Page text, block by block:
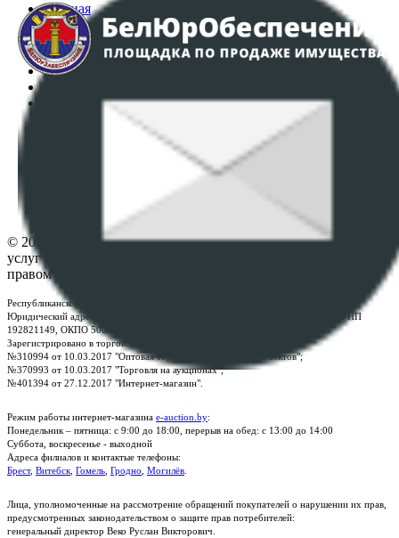
Главная
Аукционы
Интернет-магазин
Регламент организации и проведения торгов
Политика в отношении обработки персональных
ПОЛОЖЕНИЕ О ПОЛИТИКЕ ОБРАБОТКИ COOKIE-
Настройки cookie-файлов
© 2026 Республиканское унитарное предприятие по оказанию
услуг "БелЮрОбеспечение" - Все права защищены авторским
правом
Республиканское унитарное предприятие по оказанию услуг "БелЮрОбеспечение"
Юридический адрес: г. Минск, пр-т. Дзержинского, 1Б, e-mail:
, УНП
192821149, ОКПО 500111895000
Зарегистрировано в торговом реестре Республики Беларусь:
№310994 от 10.03.2017 "Оптовая торговля без торговых объектов";
№370993 от 10.03.2017 "Торговля на аукционах";
№401394 от 27.12.2017 "Интернет-магазин".
Режим работы интернет-магазина e-auction.by:
Понедельник – пятница: с 9:00 до 18:00, перерыв на обед: с 13:00 до 14:00
Суббота, воскресенье - выходной
Адреса филиалов и контактые телефоны:
Брест, Витебск Гомель Гродно Могилёв
Лица, уполномоченные на рассмотрение обращений покупателей о нарушении их прав,
предусмотренных законодательством о защите прав потребителей:
генеральный директор Веко Руслан Викторович.